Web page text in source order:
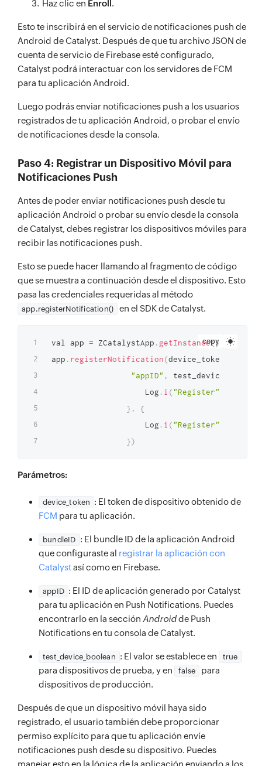
Haz clic en Enroll.
Esto te inscribirá en el servicio de notificaciones push de
Android de Catalyst. Después de que tu archivo JSON de
cuenta de servicio de Firebase esté configurado,
Catalyst podrá interactuar con los servidores de FCM
para tu aplicación Android.
Luego podrás enviar notificaciones push a los usuarios
registrados de tu aplicación Android, o probar el envío
de notificaciones desde la consola.
Paso 4: Registrar un Dispositivo Móvil para
Notificaciones Push
Antes de poder enviar notificaciones push desde tu
aplicación Android o probar su envío desde la consola
de Catalyst, debes registrar los dispositivos móviles para
recibir las notificaciones push.
Esto se puede hacer llamando al fragmento de código
que se muestra a continuación desde el dispositivo. Esto
pasa las credenciales requeridas al método
app.registerNotification() en el SDK de Catalyst.
copy
val app = ZCatalystApp . getInstance()
app . registerNotification(device_token
"appID" ,
test_device_boolean
                    Log
. i ("Register"
} ,
{
                    Log
. i ("Register"
})
Parámetros:
device_token : El token de dispositivo obtenido de
FCM para tu aplicación.
bundleID : El bundle ID de la aplicación Android
que configuraste al registrar la aplicación con
Catalystasí como en Firebase.
appID : El ID de aplicación generado por Catalyst
para tu aplicación en Push Notifications. Puedes
encontrarlo en la sección Androidde Push
Notifications en tu consola de Catalyst.
test_device_boolean : El valor se establece en true
para dispositivos de prueba, y en false
para
dispositivos de producción.
Después de que un dispositivo móvil haya sido
registrado, el usuario también debe proporcionar
permiso explícito para que tu aplicación envíe
notificaciones push desde su dispositivo. Puedes
manejar esto en la lógica de la aplicación enviando a los